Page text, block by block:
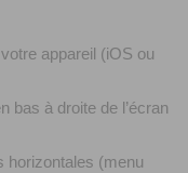
appareil (iOS ou
bas à droite de l’écran
horizontales (menu